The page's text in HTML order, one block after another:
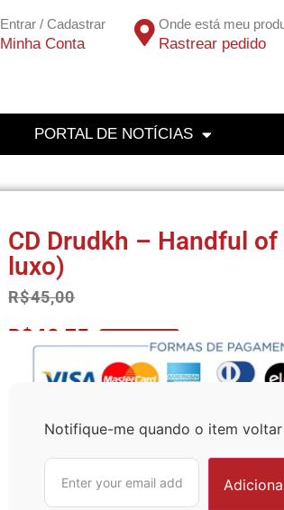
Entrar / Cadastrar
Minha Conta
Onde está meu
Rastrear pedido
PORTAL DE NOTÍCIAS
CD Drudkh – Handful
luxo)
R$45,00
R$ 42,75
Notifique-me quando o item